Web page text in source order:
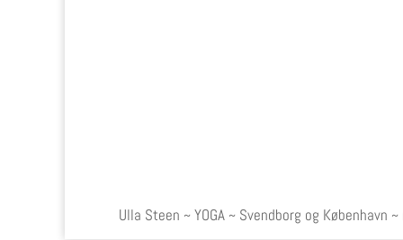
Ulla Steen ~ YOGA ~ Svendborg og København